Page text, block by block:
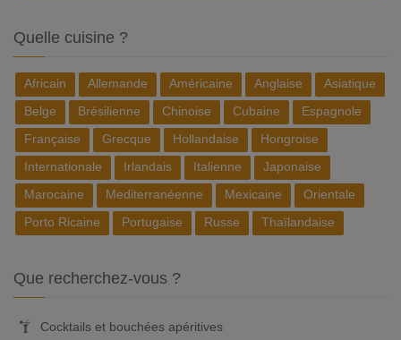
Quelle cuisine ?
Africain Allemande Américaine Anglaise
Asiatique
Belge
Brésilienne Chinoise Cubaine
Espagnole
Française
Grecque Hollandaise
Hongroise
Internationale
Irlandais Italienne
Japonaise
Marocaine
Mediterranéenne Mexicaine
Orientale
Porto Ricaine
Portugaise Russe Thaïlandaise
Que recherchez-vous ?
Cocktails et bouchées apéritives